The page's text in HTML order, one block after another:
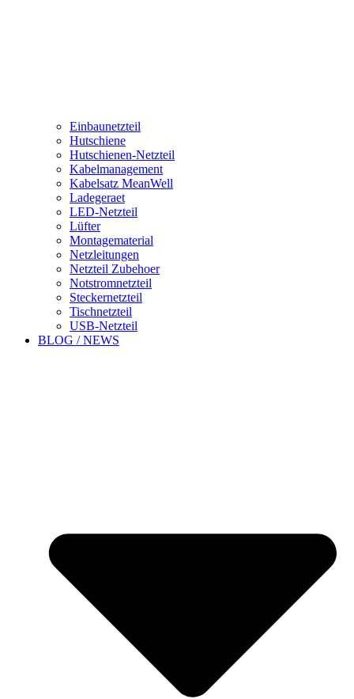
Einbaunetzteil
Hutschiene
Hutschienen-Netzteil
Kabelmanagement
Kabelsatz MeanWell
Ladegeraet
LED-Netzteil
Lüfter
Montagematerial
Netzleitungen
Netzteil Zubehoer
Notstromnetzteil
Steckernetzteil
Tischnetzteil
USB-Netzteil
BLOG / NEWS